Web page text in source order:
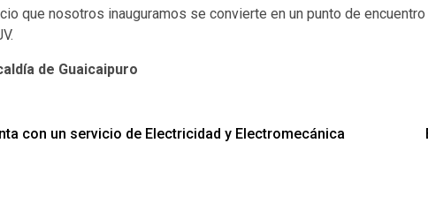
que nosotros inauguramos se convierte en un punto de
de Guaicaipuro
con un servicio de Electricidad y Electromecánica